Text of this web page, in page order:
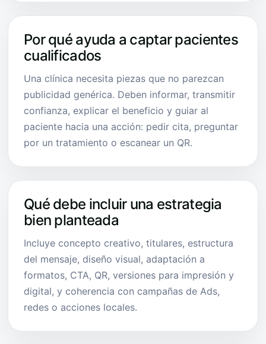
Por qué ayuda a captar pacientes
cualificados
Una clínica necesita piezas que no parezcan
publicidad genérica. Deben informar, transmitir
confianza, explicar el beneficio y guiar al
paciente hacia una acción: pedir cita, preguntar
por un tratamiento o escanear un QR.
Qué debe incluir una estrategia
bien planteada
Incluye concepto creativo, titulares, estructura
del mensaje, diseño visual, adaptación a
formatos, CTA, QR, versiones para impresión y
digital, y coherencia con campañas de Ads,
redes o acciones locales.